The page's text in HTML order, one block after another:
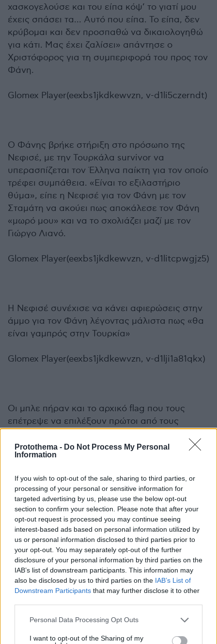
Protothema - Do Not Process My Personal
Information
If you wish to opt-out of the sale, sharing to third parties, or
processing of your personal or sensitive information for
targeted advertising by us, please use the below opt-out
section to confirm your selection. Please note that after your
opt-out request is processed you may continue seeing
interest-based ads based on personal information utilized by
us or personal information disclosed to third parties prior to
your opt-out. You may separately opt-out of the further
disclosure of your personal information by third parties on the
IAB’s list of downstream participants. This information may
also be disclosed by us to third parties on the IAB’s List of
Downstream Participants that may further disclose it to other
Please note that this website/app uses one or more Google
not limited to your visit or usage behaviour. You may click to
Personal Data Processing Opt Outs
I want to opt-out of the Sharing of my
χασκογελούσε και του είπα κόψ’ το γιατί μου
έχεις σπάσει τα… Αυτό που είπα. Το είπα, δεν
κρύβομαι και δεν προσπαθώ να δικαιολογηθώ
για κάτι. Μας έχει ζαλίσει» απάντησε ο
Χριστόφορος για τη συμπεριφορά του προς τον
Φάνη.
Glomex Player(eexbs1jkdkewvzn, v-d1li5czerndt)
Ο Φάνης βρήκε στήριξη στο πρόσωπο της
Νεφισέ, με την Τουρκάλα survivor να
υπερασπίζεται τον Έλληνα παίκτη για τον οποίο
τρέφει συμπάθεια. «Είναι το εξιλαστήριο
θύμα», είπε η Νεφισέ για τον Φάνη με τον
Σταμάτη να ακούει πως αποκάλεσε τον Φάνη
«μωρό μου» και να το σχολιάζει μαζί με τον
Γιώργο Λιανό.
Glomex Player(eexbs1jkdkewvzn, v-d1litcpwgjz5)
Η Νεφισέ συνέχισε να κάνει αφιερώσεις στην
άμμο για τον Φάνη λέγοντας μάλιστα πως «θα
είναι γαμπρός στην Τουρκία»
Glomex Player(eexbs1jkdkewvzn, v-d1lji1a81qkx)
Οι μπλε πήραν και το αρχικό flag που τους
επέτρεψε να επιλέξουν πρώτοι από τους
με την επιστροφή του Ogeday στον στίβο και
αυτός ήταν η πρώτη τους επιλογή.
Glomex Player(eexbs1jkdkewvzn, v-
d1livq5kmemx)
Ο αγώνας ήταν ντέρμπι που κρίθηκε στις
λεπτομέρειες και κυρίως στα ελληνικά
ματσαρίσματα, αφού μετά το 10-10 στα best of
δεν μπήκαν Τούρκοι.
d1lkb5mcelrt)